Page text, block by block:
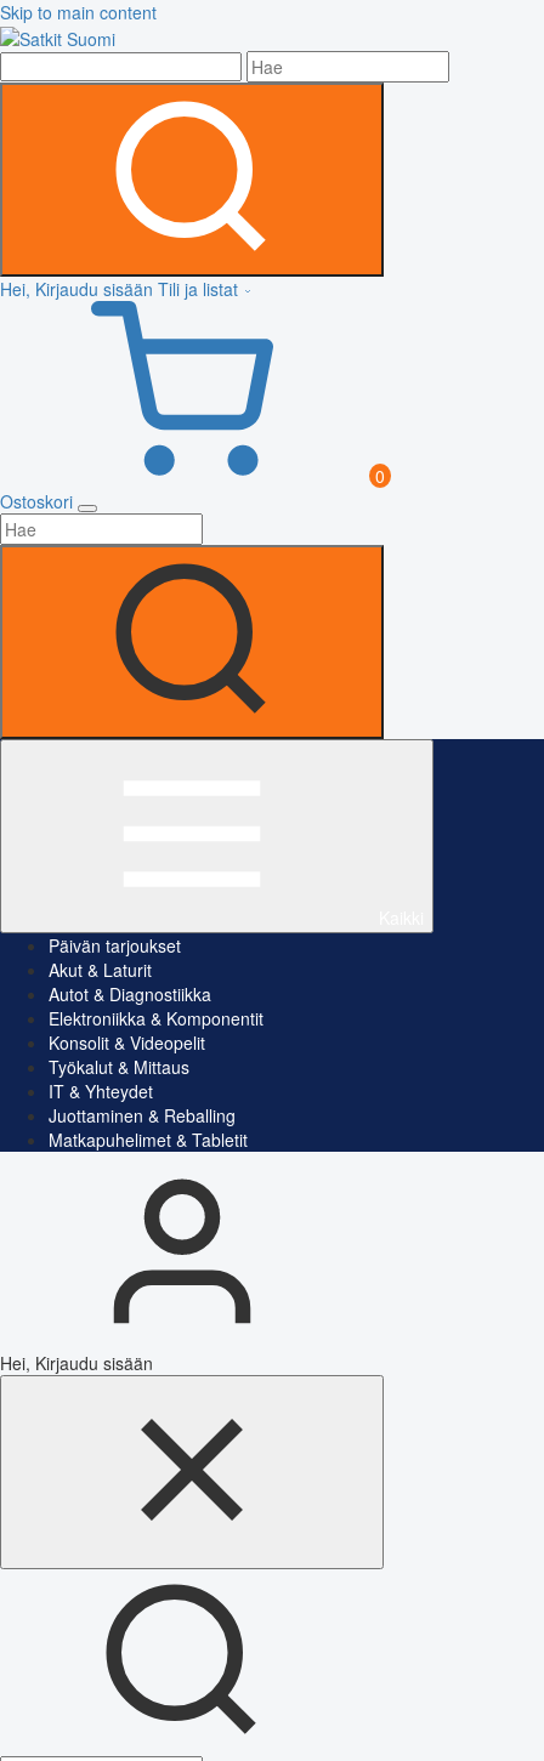
Skip to main content
Hei, Kirjaudu sisään Tili ja listat
0
Ostoskori
Päivän tarjoukset
Akut & Laturit
Autot & Diagnostiikka
Elektroniikka & Komponentit
Konsolit & Videopelit
Työkalut & Mittaus
IT & Yhteydet
Juottaminen & Reballing
Matkapuhelimet & Tabletit
Hei, Kirjaudu sisään